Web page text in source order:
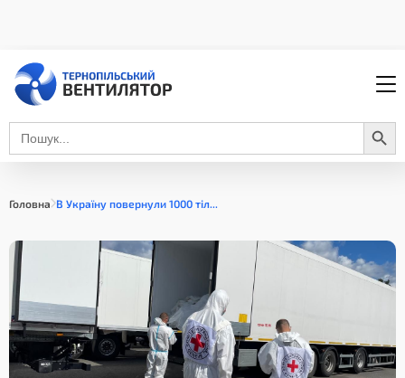
Search
for:
Search Button
Головна В Україну повернули 1000 тіл...